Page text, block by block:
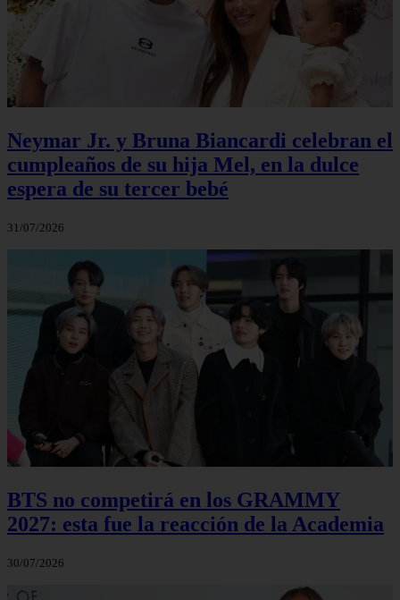
Neymar Jr. y Bruna Biancardi celebran el
cumpleaños de su hija Mel, en la dulce
espera de su tercer bebé
31/07/2026
BTS no competirá en los GRAMMY
2027: esta fue la reacción de la Academia
30/07/2026